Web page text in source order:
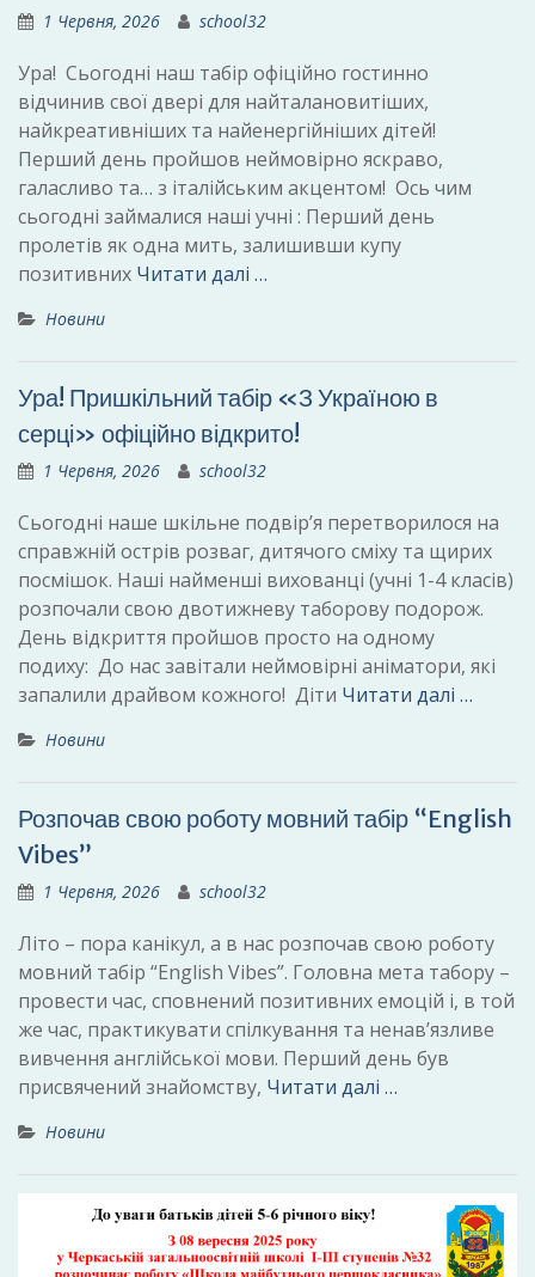
1 Червня, 2026 school32
Ура! Сьогодні наш табір офіційно гостинно
відчинив свої двері для найталановитіших,
найкреативніших та найенергійніших дітей!
Перший день пройшов неймовірно яскраво,
галасливо та… з італійським акцентом! Ось чим
сьогодні займалися наші учні : Перший день
пролетів як одна мить, залишивши купу
позитивних Читати далі …
Новини
Ура! Пришкільний табір «З Україною в
серці» офіційно відкрито!
1 Червня, 2026 school32
Сьогодні наше шкільне подвір’я перетворилося на
справжній острів розваг, дитячого сміху та щирих
посмішок. Наші найменші вихованці (учні 1-4 класів)
розпочали свою двотижневу таборову подорож.
День відкриття пройшов просто на одному
подиху: До нас завітали неймовірні аніматори, які
запалили драйвом кожного! Діти Читати далі …
Новини
Розпочав свою роботу мовний табір “English
Vibes”
1 Червня, 2026 school32
Літо – пора канікул, а в нас розпочав свою роботу
мовний табір “English Vibes”. Головна мета табору –
провести час, сповнений позитивних емоцій і, в той
же час, практикувати спілкування та ненав’язливе
вивчення англійської мови. Перший день був
присвячений знайомству, Читати далі …
Новини